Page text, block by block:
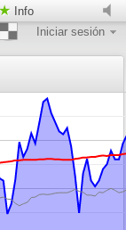
Info
Iniciar sesión